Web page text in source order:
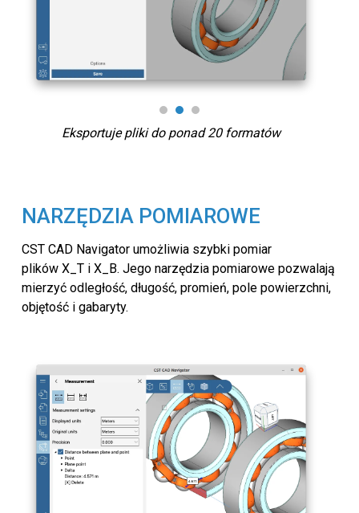
Eksportuje pliki do ponad 20 formatów
NARZĘDZIA POMIAROWE
CST CAD Navigator umożliwia szybki pomiar
plików X_T i X_B. Jego narzędzia pomiarowe pozwalają
mierzyć odległość, długość, promień, pole powierzchni,
objętość i gabaryty.